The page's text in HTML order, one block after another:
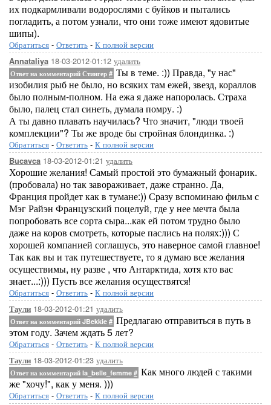
их подкармливали водорослями с буйков и пытались
погладить, а потом узнали, что они тоже имеют ядовитые
шипы).
Обратиться - Ответить - К полной версии
Annataliya 18-03-2012-01:12 удалить
Ответ на комментарий Стингер # Ты в теме. :)) Правда, "у нас"
изобилия рыб не было, но всяких там ежей, звезд, кораллов
было полным-полном. На ежа я даже напоролась. Страха
было, палец стал синеть, думала помру. :)
А ты давно плавать научилась? Что значит, "люди твоей
комплекции"? Ты же вроде бы стройная блондинка. :)
Обратиться - Ответить - К полной версии
Bucavca 18-03-2012-01:21 удалить
Хорошие желания! Самый простой это бумажный фонарик.
(пробовала) но так завораживает, даже странно. Да,
Франция пройдет как в тумане:)) Сразу вспоминаю фильм с
Мэг Райэн Французский поцелуй, где у нее мечта была
попробовать все сорта сыра...как ей потом трудно было
даже на коров смотреть, которые паслись на полях:))) С
хорошей компанией соглашусь, это наверное самой главное!
Так как вы и так путешествуете, то я думаю все желания
осуществимы, ну разве , что Антарктида, хотя кто вас
знает...:))) Пусть все желания осуществятся!
Обратиться - Ответить - К полной версии
Таули 18-03-2012-01:21 удалить
Ответ на комментарий JBekkie # Предлагаю отправиться в путь в
этом году. Зачем ждать 5 лет?
Обратиться - Ответить - К полной версии
Таули 18-03-2012-01:23 удалить
Ответ на комментарий la_belle_femme # Как много людей с такими
же "хочу!", как у меня. )))
Обратиться - Ответить - К полной версии